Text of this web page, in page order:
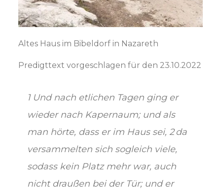
Altes Haus im Bibeldorf in Nazareth
Predigttext vorgeschlagen für den 23.10.2022
1 Und nach etlichen Tagen ging er
wieder nach Kapernaum; und als
man hörte, dass er im Haus sei, 2 da
versammelten sich sogleich viele,
sodass kein Platz mehr war, auch
nicht draußen bei der Tür; und er